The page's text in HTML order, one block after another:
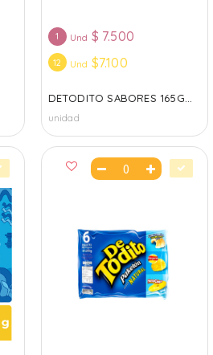
1 Und $ 7.500
12 Und $7.100
DETODITO SABORES 165G...
unidad